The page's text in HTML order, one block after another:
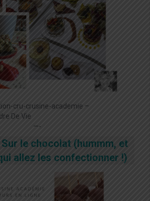
cru-crusine-academie –
De Vie
—-
le chocolat (hummm, et
allez les confectionner !)